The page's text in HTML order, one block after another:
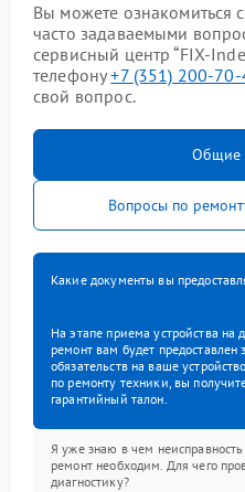
Вы можете
часто задаваемыми
сервисный центр “FIX-
телефону+7 (351) 200-70-
свой вопрос.
Общие
Вопросы по
Какие документы вы
На этапе приема устройства на
ремонт вам будет предоставлен
обязательств на ваше
по ремонту техники, вы
гарантийный талон.
Я уже знаю в чем
ремонт необходим. Для чего
диагностику?